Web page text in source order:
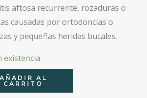
aftosa recurrente, rozaduras o
causadas por ortodoncias o
y pequeñas heridas bucales.
existencia
AÑADIR AL
CARRITO